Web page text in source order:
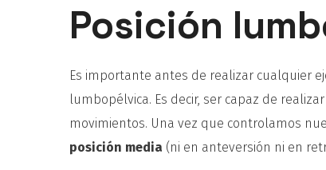
Posición
Es importante antes de realizar cualquier
lumbopélvica. Es decir, ser capaz de
movimientos. Una vez que controlamos
posición media (ni en anteversión ni en